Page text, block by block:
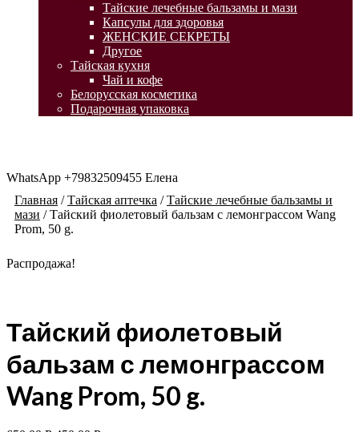
Тайские лечебные бальзамы и мази
Капсулы для здоровья
ЖЕНСКИЕ СЕКРЕТЫ
Другое
Тайская кухня
Чай и кофе
Белорусская косметика
Подарочная упаковка
WhatsApp +79832509455 Елена
Главная /Тайская аптечка /Тайские лечебные бальзамы и
мази /Тайский фиолетовый бальзам с лемонграссом Wang
Prom, 50 g.
Распродажа!
Тайский фиолетовый
бальзам с лемонграссом
Wang Prom, 50 g.